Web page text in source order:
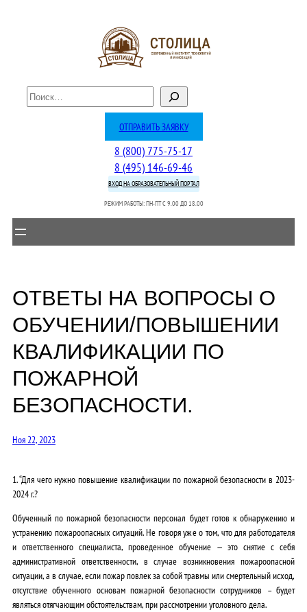
П
о
ОТПРАВИТЬ ЗАЯВКУ
8 (800) 775-75-17
8 (495) 146-69-46
ВХОД НА ОБРАЗОВАТЕЛЬНЫЙ ПОРТАЛ
РЕЖИМ РАБОТЫ: ПН-ПТ C 9.00 ДО 18.00
ОТВЕТЫ НА ВОПРОСЫ О
ОБУЧЕНИИ/ПОВЫШЕНИИ
КВАЛИФИКАЦИИ ПО
ПОЖАРНОЙ
БЕЗОПАСНОСТИ.
Ноя 22, 2023
1. “Для чего нужно повышение квалификации по пожарной безопасности в 2023-
2024 г.?
Обученный по пожарной безопасности персонал будет готов к обнаружению и
устранению пожароопасных ситуаций. Не говоря уже о том, что для работодателя
и ответственного специалиста, проведенное обучение — это снятие с себя
административной ответственности, в случае возникновения пожароопасной
ситуации, а в случае, если пожар повлек за собой травмы или смертельный исход,
отсутствие обученного основам пожарной безопасности сотрудников – будет
являться отягчающим обстоятельствам, при рассмотрении уголовного дела.